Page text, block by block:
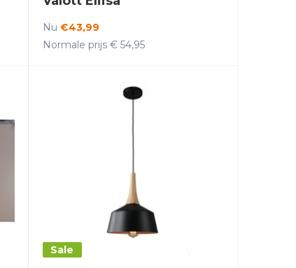
Nu €43,99
Normale prijs € 54,95
Sale